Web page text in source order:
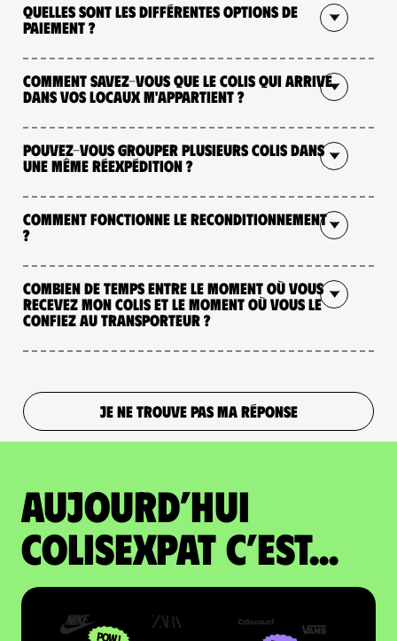
Quelles sont les différentes options de
paiement ?
Comment savez-vous que le colis qui arrive
dans vos locaux m'appartient ?
Pouvez-vous grouper plusieurs colis dans
une même réexpédition ?
Comment fonctionne le reconditionnement
?
Combien de temps entre le moment où vous
recevez mon colis et le moment où vous le
confiez au transporteur ?
JE NE TROUVE PAS MA RÉPONSE
Aujourd’hui
colisexpat c’est...